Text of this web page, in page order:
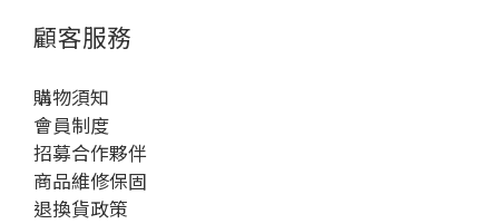
顧客服務
購物須知
會員制度
招募合作夥伴
商品維修保固
退換貨政策